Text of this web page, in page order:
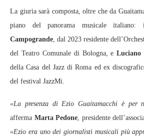
La giuria sarà composta, oltre che da
piano del panorama musicale italiano:
Campogrande , dal 2023 residente
del Teatro Comunale di Bologna, e Luciano
della Casa del Jazz di Roma ed ex
del festival JazzMi.
«La presenza di Ezio Guaitamacchi è per
afferma Marta Pedone , presidente
«Ezio era uno dei giornalisti musicali più